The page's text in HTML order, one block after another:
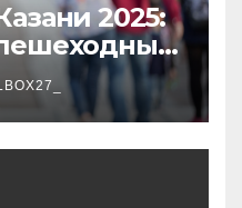
2025: